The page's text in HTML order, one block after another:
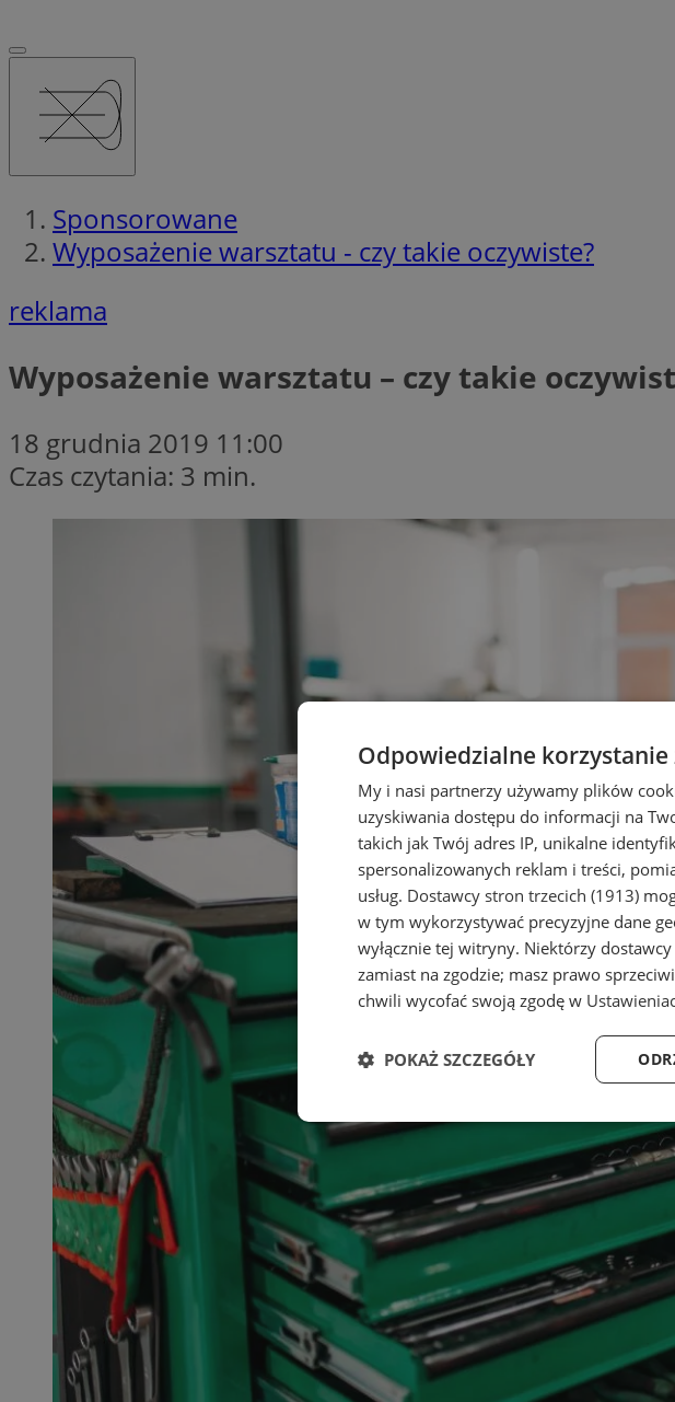
Sponsorowane
Wyposażenie warsztatu - czy takie oczywiste?
reklama
Wyposażenie warsztatu – czy takie
18 grudnia 2019 11:00
Czas czytania: 3 min.
Odpowiedzialne korzystanie
My i nasi partnerzy używamy plików
uzyskiwania dostępu do informacji na
takich jak Twój adres IP, unikalne
spersonalizowanych reklam i treści,
usług. Dostawcy stron trzecich (1913)
w tym wykorzystywać precyzyjne dane
wyłącznie tej witryny. Niektórzy
zamiast na zgodzie; masz prawo
chwili wycofać swoją zgodę w
POKAŻ SZCZEGÓŁY
Niezbędne Wydajność
Niezbędne Wydajność
Niezbędne pliki cookie umożliwiają korzystanie z
zarządzanie kontem. Bez niezbędnych plików cookie
Nazwa
Provider/
Domena